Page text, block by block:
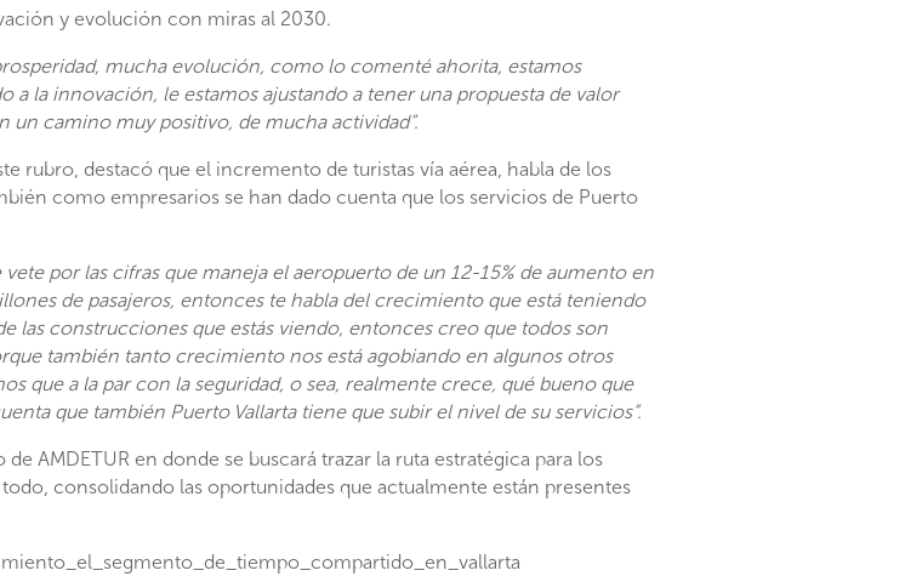
y evolución con miras al 2030.
mucha evolución, como lo comenté ahorita, estamos
a la innovación, le estamos ajustando a tener una propuesta de valor
un camino muy positivo, de mucha actividad”.
rubro, destacó que el incremento de turistas vía aérea, habla de los
como empresarios se han dado cuenta que los servicios de Puerto
por las cifras que maneja el aeropuerto de un 12-15% de aumento en
de pasajeros, entonces te habla del crecimiento que está teniendo
las construcciones que estás viendo, entonces creo que todos son
también tanto crecimiento nos está agobiando en algunos otros
que a la par con la seguridad, o sea, realmente crece, qué bueno que
que también Puerto Vallarta tiene que subir el nivel de su servicios”.
AMDETUR en donde se buscará trazar la ruta estratégica para los
consolidando las oportunidades que actualmente están presentes